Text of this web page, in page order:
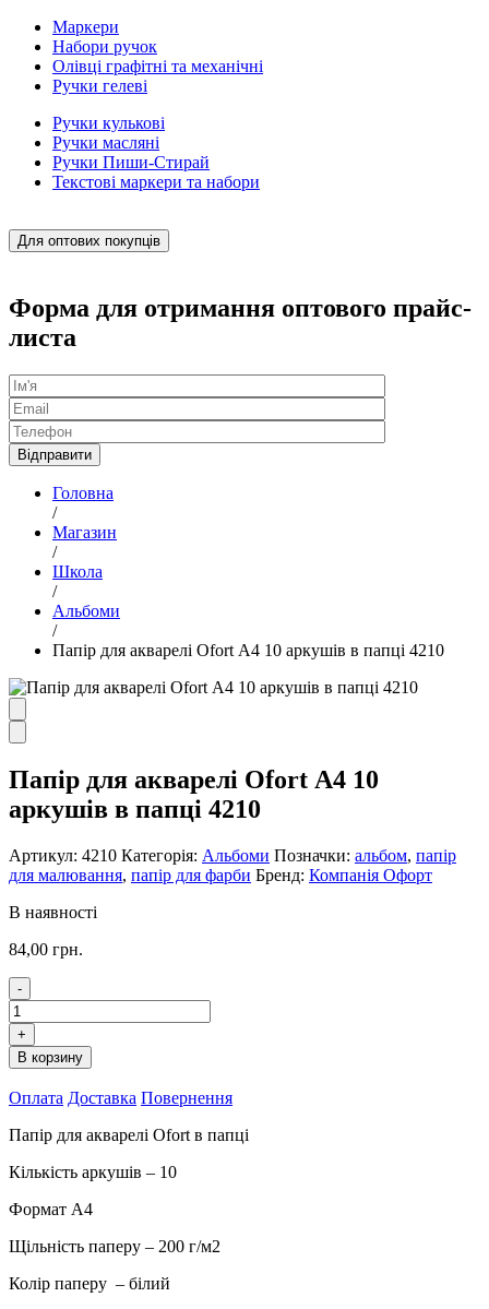
Маркери
Набори ручок
Олівці графітні та механічні
Ручки гелеві
Ручки кулькові
Ручки масляні
Ручки Пиши-Стирай
Текстові маркери та набори
Для оптових покупців
Форма для отримання оптового прайс-
листа
Головна
/
Магазин
/
Школа
/
Альбоми
/
Папір для акварелі Ofort А4 10 аркушів в папці 4210
Папір для акварелі Ofort А4 10
аркушів в папці 4210
Артикул: 4210 Категорія: Альбоми Позначки: альбом, папір
для малювання, папір для фарби Бренд: Компанія Офорт
В наявності
84,00 грн.
-
Папір
для
акварелі
Ofort
10
аркушів
в
папці
кількість
+
В корзину
Оплата Доставка Повернення
Папір для акварелі Ofort в папці
Кількість аркушів – 10
Формат А4
Щільність паперу – 200 г/м2
Колір паперу – білий